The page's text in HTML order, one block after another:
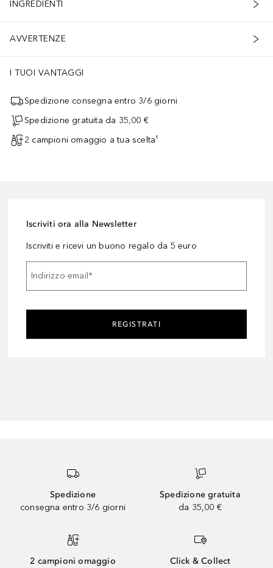
INGREDIENTI
AVVERTENZE
I TUOI VANTAGGI
Spedizione consegna entro 3/6 giorni
Spedizione gratuita da 35,00 €
2 campioni omaggio a tua scelta¹
Iscriviti ora alla Newsletter
Iscriviti e ricevi un buono regalo da 5 euro
Indirizzo email*
REGISTRATI
Spedizione
consegna entro 3/6 giorni
Spedizione gratuita
da 35,00 €
2 campioni omaggio Click & Collect